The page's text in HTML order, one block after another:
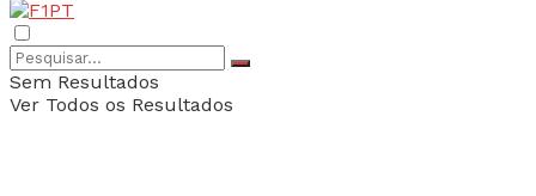
Sem Resultados
Ver Todos os Resultados